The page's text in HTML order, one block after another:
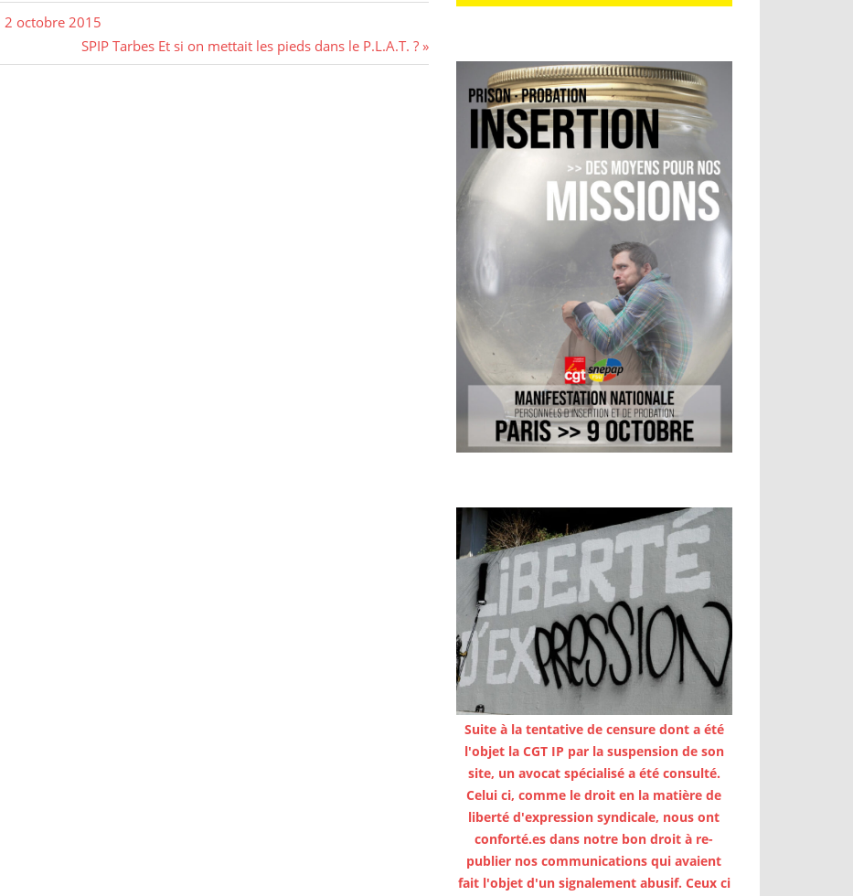
2 octobre 2015
Next
Post:
SPIP Tarbes Et si on mettait les pieds dans le P.L.A.T. ?
Suite à la tentative de censure dont a été
l'objet la CGT IP par la suspension de son
site, un avocat spécialisé a été consulté.
Celui ci, comme le droit en la matière de
liberté d'expression syndicale, nous ont
conforté.es dans notre bon droit à re-
publier nos communications qui avaient
fait l'objet d'un signalement abusif. Ceux ci